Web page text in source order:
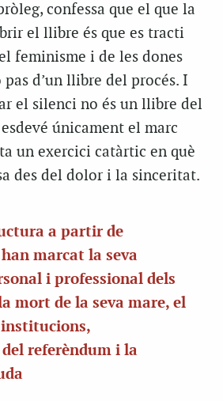
confessa que el que la
el llibre és que es tracti
feminisme i de les dones
d’un llibre del procés. I
el silenci no és un llibre del
únicament el marc
un exercici catàrtic en què
des del dolor i la sinceritat.
a partir de
marcat la seva
i professional dels
mort de la seva mare, el
referèndum i la